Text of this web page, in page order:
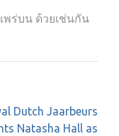
พร่บน ด้วยเช่นกัน
Dutch Jaarbeurs
Natasha Hall as